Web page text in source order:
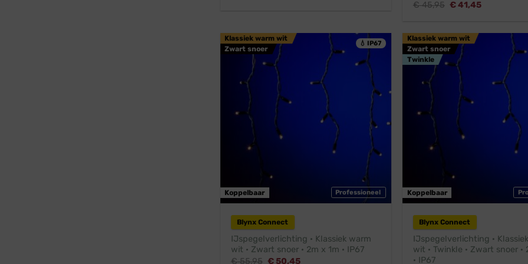
€45,95 Oorspronkelijke
€41,45Huidige
💧 IP67
Professioneel
Klassiek warm wit
Zwart snoer
Koppelbaar
Blynx Connect
IJspegelverlichting · Klassiek warm
wit · Zwart snoer · 2m x 1m · IP67
€55,95 Oorspronkelijke
€50,45Huidige
Klassiek warm wit
Zwart snoer
Twinkle
Koppelbaar
Blynx Connect
IJspegelverlichting ·
wit · Twinkle · Zwart snoer ·
· IP67